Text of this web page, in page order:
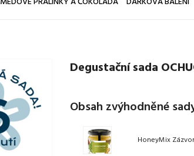
Degustační sada
Obsah zvýhodněné
HoneyMix